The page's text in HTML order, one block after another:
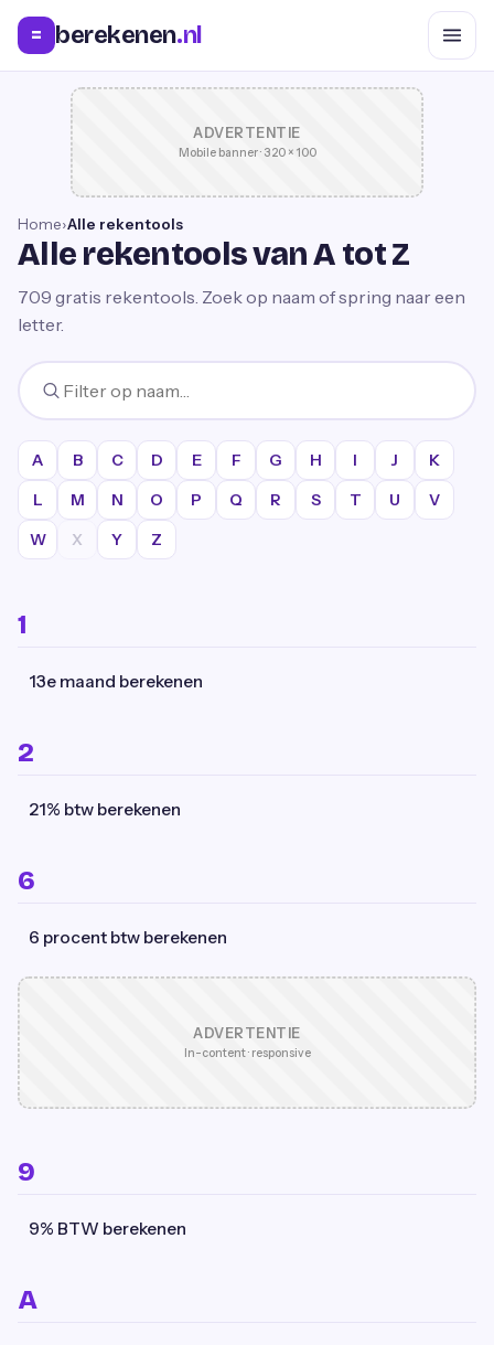
= berekenen.nl
ADVERTENTIE
Mobile banner · 320 × 100
Home›Alle rekentools
Alle rekentools van A tot Z
709 gratis rekentools. Zoek op naam of spring naar een
letter.
A B C D E F G H I J
K
L
M N O P Q R S T U
V
W
X Y Z
1
13e maand berekenen
2
21% btw berekenen
6
6 procent btw berekenen
ADVERTENTIE
In-content · responsive
9
9% BTW berekenen
A